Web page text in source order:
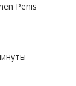
Penis